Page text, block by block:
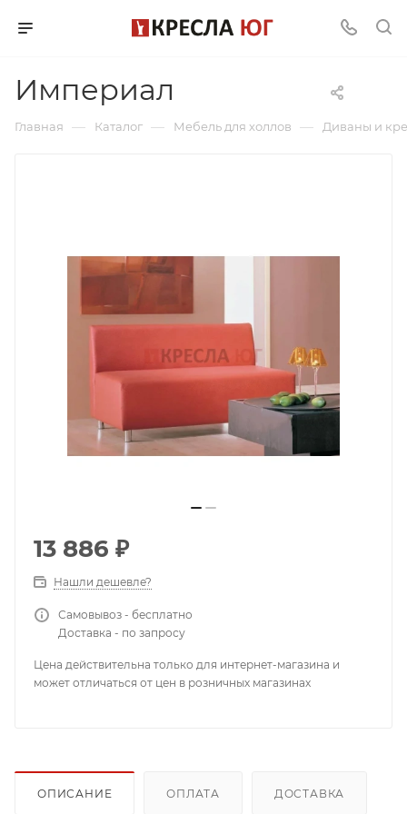
Империал
Главная — Каталог — Мебель для холлов — Диваны и
13 886 ₽
Нашли дешевле?
Самовывоз - бесплатно
Доставка - по запросу
Цена действительна только для интернет-магазина и
может отличаться от цен в розничных магазинах
ОПИСАНИЕ ОПЛАТА ДОСТАВКА